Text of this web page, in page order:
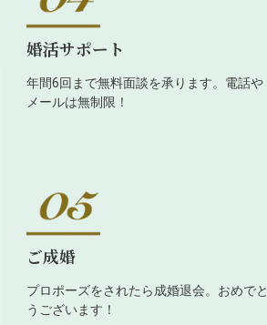
婚活サポート
年間6回まで無料面談を承ります。電話や
メールは無制限！
ご成婚
プロポーズをされたら成婚退会。おめでと
うございます！